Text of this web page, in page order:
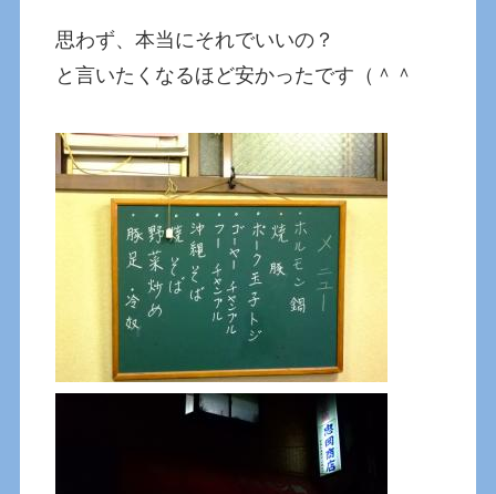
思わず、本当にそれでいいの？
と言いたくなるほど安かったです（＾＾